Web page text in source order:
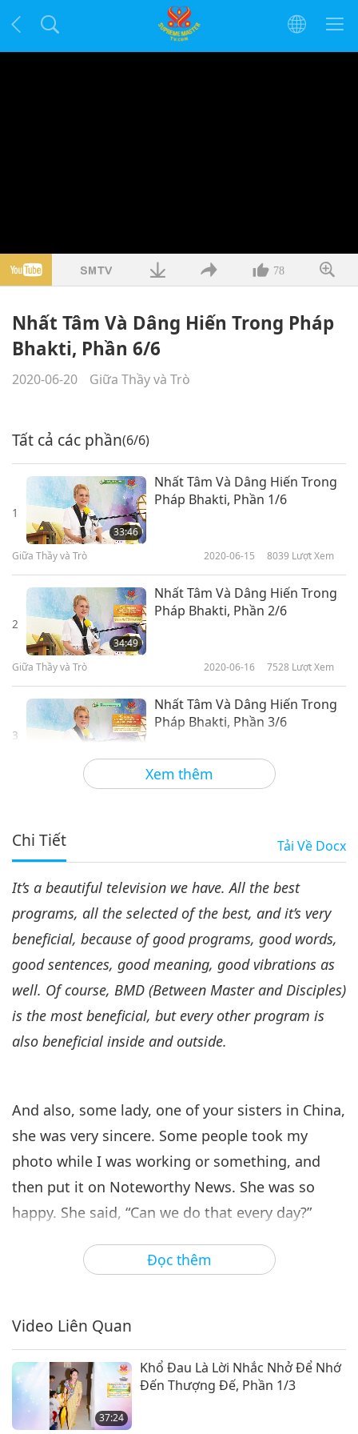
78
Nhất Tâm Và Dâng Hiến Trong Pháp
Bhakti, Phần 6/6
2020-06-20 Giữa Thầy và Trò
Xem thêm
Tất cả các phần(6/6)
1
33:46
Nhất Tâm Và Dâng Hiến Trong
Pháp Bhakti, Phần 1/6
Giữa Thầy và Trò 2020-06-15 8039 Lượt Xem
2
34:49
Nhất Tâm Và Dâng Hiến Trong
Pháp Bhakti, Phần 2/6
Giữa Thầy và Trò 2020-06-16 7528 Lượt Xem
3
Nhất Tâm Và Dâng Hiến Trong
Pháp Bhakti, Phần 3/6
Giữa Thầy và Trò 2020-06-17 6710
4
34:12
Giữa Thầy và Trò 2020-06-18 6508Lượt Xem
37:04
Nhất Tâm Và Dâng Hiến Trong
Pháp Bhakti, Phần 5/6
Giữa Thầy và Trò Lượt Xem
Nhất Tâm Và Dâng Hiến
Giữa Thầy và Trò 2020-06-20 6190 Lượt Xem
Chi Tiết Tải Về Docx
Đọc thêm
It’s a beautiful television we have. All the best
programs, all the selected of the best, and it’s very
beneficial, because of good programs, good words,
good sentences, good meaning, good vibrations as
well. Of course, BMD (Between Master and Disciples)
is the most beneficial, but every other program is
also beneficial inside and outside.
And also, some lady, one of your sisters in China,
she was very sincere. Some people took my
photo while I was working or something, and
then put it on Noteworthy News. She was so
happy. She said, “Can we do that every day?”
always have to put on makeup and sit on the
put mascara on so that I’m photogenic. And I
order to take my daily photo. I cannot bear that.
Whatever I do, I mostly do in quiet, alone. I can
concentrate better. So, if somebody all the time
Video Liên Quan
37:24
Khổ Đau Là Lời Nhắc Nhở Để Nhớ
Đến Thượng Đế, Phần 1/3